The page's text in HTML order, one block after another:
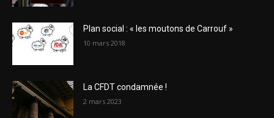
Plan social : « les moutons de Carrouf »
10 mars 2018
La CFDT condamnée !
2 mars 2023